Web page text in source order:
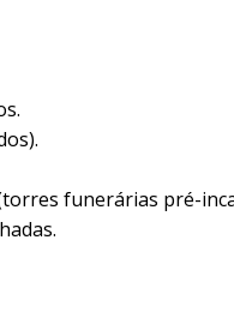
funerárias pré-